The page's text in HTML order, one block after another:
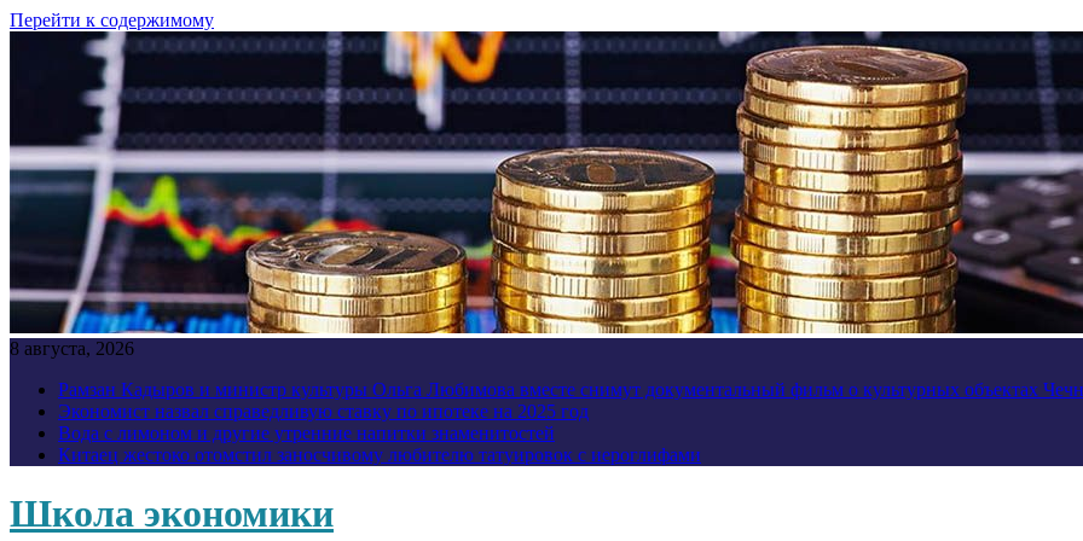
Перейти к содержимому
8 августа, 2026
Рамзан Кадыров и министр культуры Ольга Любимова вместе снимут документальный фильм о культурных объектах
Экономист назвал справедливую ставку по ипотеке на 2025 год
Вода с лимоном и другие утренние напитки знаменитостей
Китаец жестоко отомстил заносчивому любителю татуировок с иероглифами
Школа экономики